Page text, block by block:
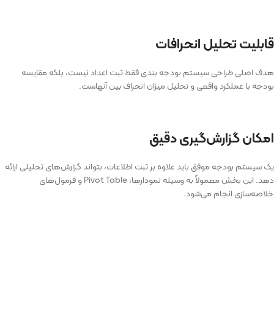
قابلیت تحلیل انحرافات
هدف اصلی طراحی سیستم بودجه بندی فقط ثبت اعداد نیست، بلکه مقایسه
بودجه با عملکرد واقعی و تحلیل میزان انحراف بین آنهاست.
امکان گزارش‌گیری دقیق
یک سیستم بودجه موفق باید علاوه بر ثبت اطلاعات، بتواند گزارش‌های تحلیلی ارائه
دهد. این بخش معمولاً به وسیله نمودارها، Pivot Table و فرمول‌های
خلاصه‌سازی انجام می‌شود.